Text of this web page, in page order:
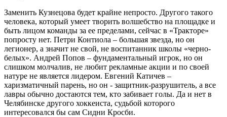
Заменить Кузнецова будет крайне непросто. Другого такого
человека, который умеет творить волшебство на площадке и
быть лицом команды за ее пределами, сейчас в «Тракторе»
попросту нет. Петри Контиола – большая звезда, но он
легионер, а значит не свой, не воспитанник школы «черно-
белых». Андрей Попов – фундаментальный игрок, но он
слишком молчалив, не любит рекламные акции и по своей
натуре не является лидером. Евгений Катичев –
харизматичный парень, но он - защитник-разрушитель, а все
лавры обычно достаются тем, кто забивает голы. Да и нет в
Челябинске другого хоккеиста, судьбой которого
интересовался бы сам Сидни Кросби.